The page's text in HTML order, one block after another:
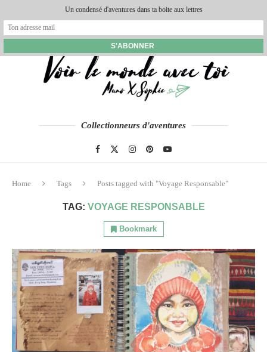
Collectionneurs d'aventures
Home Tags Posts tagged with "Voyage Responsable"
TAG: VOYAGE RESPONSABLE
Bookmark
Un condensé d'aventures dans ta boite aux lettres